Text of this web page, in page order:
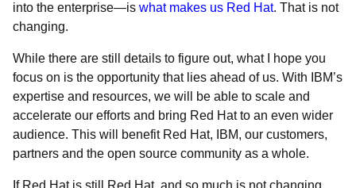
into the enterprise—is what makes us Red Hat. That is not
changing.
While there are still details to figure out, what I hope you
focus on is the opportunity that lies ahead of us. With IBM’s
expertise and resources, we will be able to scale and
accelerate our efforts and bring Red Hat to an even wider
audience. This will benefit Red Hat, IBM, our customers,
partners and the open source community as a whole.
If Red Hat is still Red Hat, and so much is not changing,